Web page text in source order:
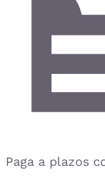
Paga a plazos